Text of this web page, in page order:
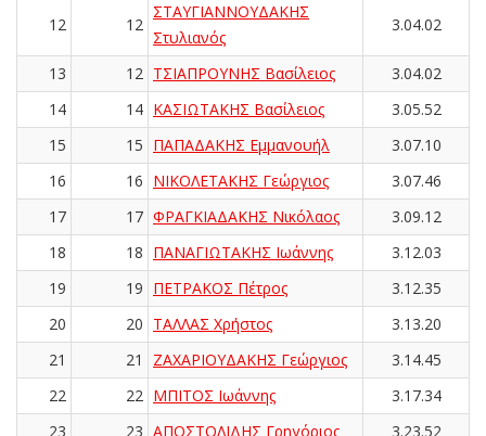
12 12
ΣΤΑΥΓΙΑΝΝΟΥΔΑΚΗΣ
Στυλιανός
3.04.02
13 12 ΤΣΙΑΠΡΟΥΝΗΣ Βασίλειος
3.04.02
14
14 ΚΑΣΙΩΤΑΚΗΣ Βασίλειος
3.05.52
15
15 ΠΑΠΑΔΑΚΗΣ Εμμανουήλ
3.07.10
16
16 ΝΙΚΟΛΕΤΑΚΗΣ Γεώργιος
3.07.46
17
17 ΦΡΑΓΚΙΑΔΑΚΗΣ Νικόλαος
3.09.12
18
18 ΠΑΝΑΓΙΩΤΑΚΗΣ Ιωάννης
3.12.03
19
19 ΠΕΤΡΑΚΟΣ Πέτρος
3.12.35
20
20 ΤΑΛΛΑΣ Χρήστος
3.13.20
21
21 ΖΑΧΑΡΙΟΥΔΑΚΗΣ Γεώργιος
3.14.45
22
22 ΜΠΙΤΟΣ Ιωάννης
3.17.34
23
23 ΑΠΟΣΤΟΛΙΔΗΣ Γρηγόριος
3.23.52